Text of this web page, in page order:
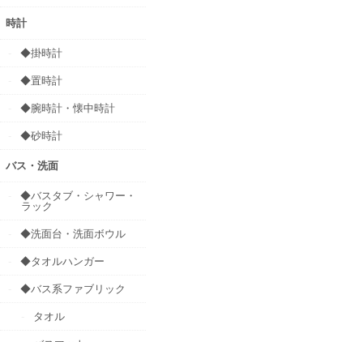
時計
◆掛時計
◆置時計
◆腕時計・懐中時計
◆砂時計
バス・洗面
◆バスタブ・シャワー・
ラック
◆洗面台・洗面ボウル
◆タオルハンガー
◆バス系ファブリック
タオル